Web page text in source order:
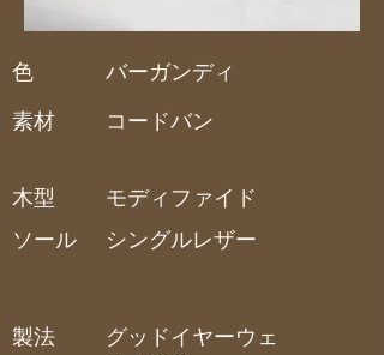
色
素材
バーガンディ
コードバン
木型
ソール
モディファイド
シングルレザー
製法
グッドイヤーウェ